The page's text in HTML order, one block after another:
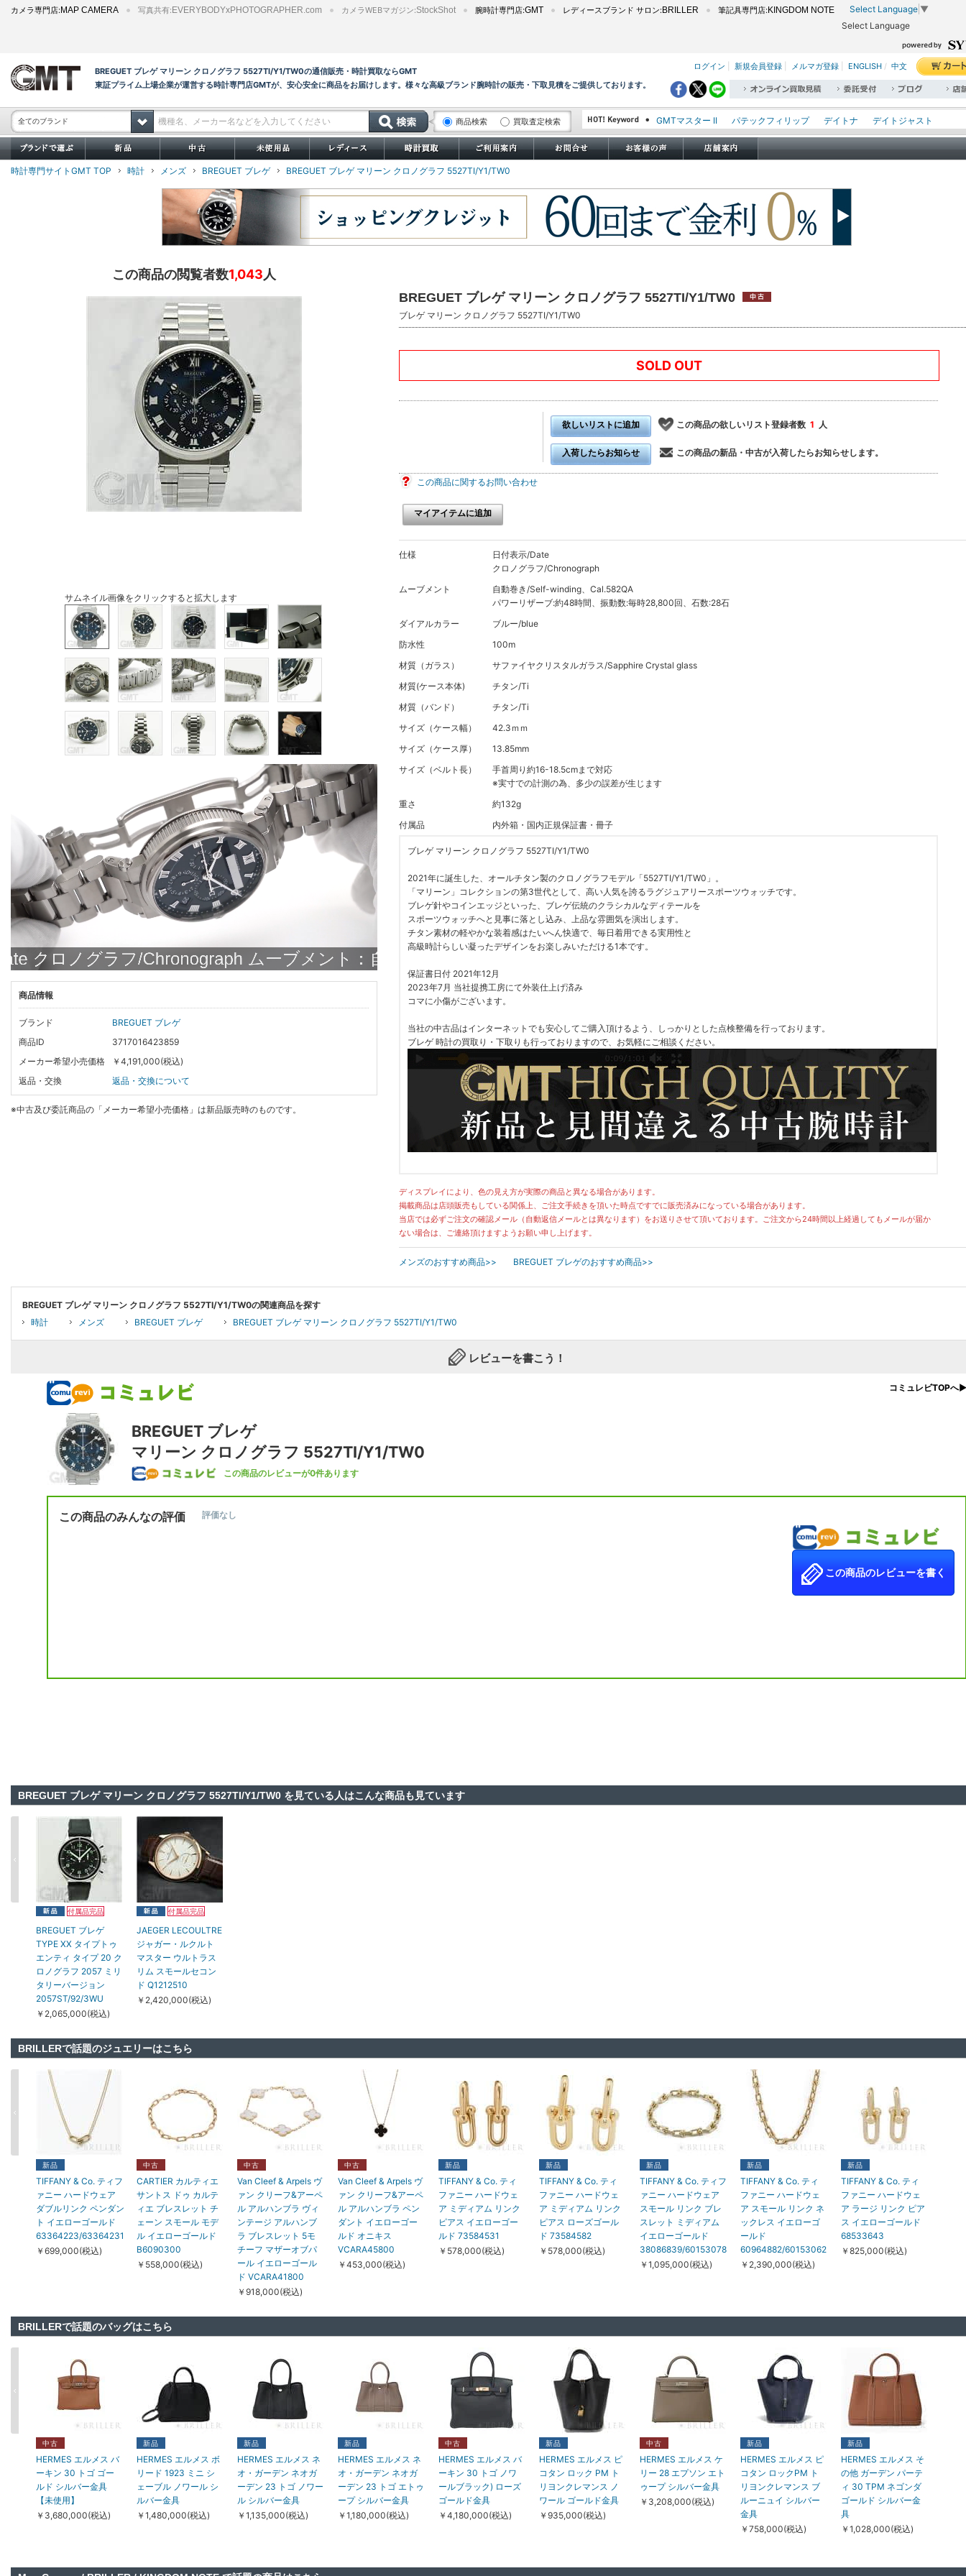
カメラ専門店:MAP CAMERA 写真共有: EVERYBODYxPHOTOGRAPHER.com カメラWEBマガジン:StockShot 腕時計専門店:GMT レディースブランド サロン:BRILLER 筆記具専門店:KINGDOM NOTE Select Language ▼
Select Language
BREGUET ブレゲ マリーン クロノグラフ 5527TI/Y1/TW0の通信販売・時計買取ならGMT
東証プライム上場企業が運営する時計専門店GMTが、安心安全に商品をお届けします。様々な高級ブランド腕時計の販売・下取見積をご提供しております。
ログイン 新規会員登録 メルマガ登録 ENGLISH / 中文
全てのブランド 商品検索 買取査定検索 GMTマスター II パテックフィリップ デイトナ
デイトジャスト
エクスプローラー I
オイスターパーペチュアル
シードゥエラー
時計専門サイトGMT TOP
時計 メンズ BREGUET ブレゲ BREGUET ブレゲ マリーン クロノグラフ 5527TI/Y1/TW0
BREGUET ブレゲ マリーン クロノグラフ 5527TI/Y1/TW0
ブレゲ マリーン クロノグラフ 5527TI/Y1/TW0
この商品の閲覧者数1,043人
SOLD OUT
欲しいリストに追加 この商品の欲しいリスト登録者数 1 人
入荷したらお知らせ この商品の新品・中古が入荷したらお知らせします。
この商品に関するお問い合わせ
マイアイテムに追加
仕様
日付表示/Date
クロノグラフ/Chronograph
ムーブメント
自動巻き/Self-winding、Cal.582QA
パワーリザーブ:約48時間、振動数:毎時28,800回、石数:28石
ダイアルカラー
ブルー/blue
防水性
100m
材質（ガラス）
サファイヤクリスタルガラス/Sapphire Crystal glass
材質(ケース本体)
チタン/Ti
材質（バンド）
チタン/Ti
サイズ（ケース幅）
42.3ｍｍ
サイズ（ケース厚）
13.85mm
サイズ（ベルト長）
手首周り約16-18.5cmまで対応
※実寸での計測の為、多少の誤差が生じます
重さ
約132g
付属品
内外箱・国内正規保証書・冊子
ブレゲ マリーン クロノグラフ 5527TI/Y1/TW0
2021年に誕生した、オールチタン製のクロノグラフモデル「5527TI/Y1/TW0」。
「マリーン」コレクションの第3世代として、高い人気を誇るラグジュアリースポーツウォッチです。
ブレゲ針やコインエッジといった、ブレゲ伝統のクラシカルなディテールを
スポーツウォッチへと見事に落とし込み、上品な雰囲気を演出します。
チタン素材の軽やかな装着感はたいへん快適で、毎日着用できる実用性と
高級時計らしい凝ったデザインをお楽しみいただける1本です。
保証書日付 2021年12月
2023年7月 当社提携工房にて外装仕上げ済み
コマに小傷がございます。
当社の中古品はインターネットでも安心してご購入頂けるよう、しっかりとした点検整備を行っております。
ブレゲ 時計の買取り・下取りも行っておりますので、お気軽にご相談ください。
ディスプレイにより、色の見え方が実際の商品と異なる場合があります。
掲載商品は店頭販売もしている関係上、ご注文手続きを頂いた時点ですでに販売済みになっている場合があります。
当店では必ずご注文の確認メール（自動返信メールとは異なります）をお送りさせて頂いております。ご注文から24時間以上経過してもメールが届か
ない場合は、ご連絡頂けますようお願い申し上げます。
メンズのおすすめ商品>> BREGUET ブレゲのおすすめ商品>>
サムネイル画像をクリックすると拡大します
商品情報
ブランド
BREGUET ブレゲ
商品ID
3717016423859
メーカー希望小売価格
￥4,191,000(税込)
返品・交換
返品・交換について
※中古及び委託商品の「メーカー希望小売価格」は新品販売時のものです。
BREGUET ブレゲ マリーン クロノグラフ 5527TI/Y1/TW0の関連商品を探す
時計
メンズ BREGUET ブレゲ BREGUET ブレゲ マリーン クロノグラフ 5527TI/Y1/TW0
レビューを書こう！
コミュレビTOPへ▶
BREGUET ブレゲ
マリーン クロノグラフ 5527TI/Y1/TW0
この商品のレビューが0件あります
この商品のみんなの評価 評価なし
この商品のレビューを書く
BREGUET ブレゲ マリーン クロノグラフ 5527TI/Y1/TW0 を見ている人はこんな商品も見ています
付属品完品
BREGUET ブレゲ
TYPE XX タイプトゥ
エンティ タイプ 20 ク
ロノグラフ 2057 ミリ
タリーバージョン
2057ST/92/3WU
￥2,065,000(税込)
付属品完品
JAEGER LECOULTRE
ジャガー・ルクルト
マスター ウルトラス
リム スモールセコン
ド Q1212510
￥2,420,000(税込)
BRILLERで話題のジュエリーはこちら
新品
TIFFANY & Co. ティフ
ァニー ハードウェア
ダブルリンク ペンダン
ト イエローゴールド
63364223/63364231
￥699,000(税込)
中古
CARTIER カルティエ
サントス ドゥ カルテ
ィエ ブレスレット チ
ェーン スモール モデ
ル イエローゴールド
B6090300
￥558,000(税込)
中古
Van Cleef & Arpels ヴ
ァン クリーフ&アーペ
ル アルハンブラ ヴィ
ンテージ アルハンブ
ラ ブレスレット 5モ
チーフ マザーオブパ
ール イエローゴール
ド VCARA41800
￥918,000(税込)
中古
Van Cleef & Arpels ヴ
ァン クリーフ&アーペ
ル アルハンブラ ペン
ダント イエローゴー
ルド オニキス
VCARA45800
￥453,000(税込)
新品
TIFFANY & Co. ティ
ファニー ハードウェ
ア ミディアム リンク
ピアス イエローゴー
ルド 73584531
￥578,000(税込)
新品
TIFFANY & Co. ティ
ファニー ハードウェ
ア ミディアム リンク
ピアス ローズゴール
ド 73584582
￥578,000(税込)
新品
TIFFANY & Co. ティフ
ァニー ハードウェア
スモール リンク ブレ
スレット ミディアム
イエローゴールド
38086839/60153078
￥1,095,000(税込)
新品
TIFFANY & Co. ティ
ファニー ハードウェ
ア スモール リンク ネ
ックレス イエローゴ
ールド
60964882/60153062
￥2,390,000(税込)
新品
TIFFANY & Co. ティ
ファニー ハードウェ
ア ラージ リンク ピア
ス イエローゴールド
68533643
￥825,000(税込)
新品
TIFFANY & Co. ティフ
ァニー その他 ハード
ウェア スモール リン
クブレスレット ロー
ズゴールド ミディア
ム
38086847/60153082
￥1,092,000(税込)
新品
TIFFANY & Co. ティ
ファニー ハードウェ
ア マイクロリンク ネ
ックレス イエローゴ
ールド 73584493
￥1,588,000(税込)
中古
HERMES エルメス そ
の他 エシャペ リング
PM ダイヤモンド ピ
ンクゴールド 12号
H219691B 00046
￥318,000(税込)
中古
BOUCHERON ブシ
ュロン セルパンボエ
ム スタッズ ピアス ス
モール ターコイズ イ
エローゴールド
JC001330
￥558,000(税込)
BOUCHERON ブシ
ュロン キャトル ラデ
ィアント シングル ク
リップ ピアス ホワイ
トゴールド ダイヤモ
ンド JCO01375
￥325,000(税込)
中古
CARTIER カルティエ
サントス ドゥ カルテ
ィエ ブレスレット チ
ェーン スモール モデ
ル イエローゴールド
B6090300
￥558,000(税込)
中古
Van Cleef & Arpels ヴ
ァン クリーフ&アーペ
ル アルハンブラ ヴィ
ンテージ アルハンブ
ラ ブレスレット 5モ
チーフ マラカイト イ
エローゴールド
Van Cleef & Arpels ヴ
ァン クリーフ&アーペ
ル ソクラテス ソクラ
テス ペンダント ネッ
クレス 3フラワー ホ
ワイトゴールド ダイ
ヤモンド
VCARB14900
￥1,498,000(税込)
新品
Damiani ダミアーニ
ベルエポック ネック
レス イエローゴール
ド ダイヤモンド
14×21mm 20083571
￥448,000(税込)
BRILLERで話題のバッグはこちら
中古
HERMES エルメス バ
ーキン 30 トゴ ゴー
ルド シルバー金具
【未使用】
￥3,680,000(税込)
新品
HERMES エルメス ボ
リード 1923 ミニ シ
ェーブル ノワール シ
ルバー金具
￥1,480,000(税込)
新品
HERMES エルメス ネ
オ・ガーデン ネオガ
ーデン 23 トゴ ノワー
ル シルバー金具
￥1,135,000(税込)
新品
HERMES エルメス ネ
オ・ガーデン ネオガ
ーデン 23 トゴ エトゥ
ープ シルバー金具
￥1,180,000(税込)
中古
HERMES エルメス バ
ーキン 30 トゴ ノワ
ールブラック) ローズ
ゴールド金具
￥4,180,000(税込)
新品
HERMES エルメス ピ
コタン ロック PM ト
リヨンクレマンス ノ
ワール ゴールド金具
￥935,000(税込)
中古
HERMES エルメス ケ
リー 28 エプソン エト
ゥープ シルバー金具
￥3,208,000(税込)
新品
HERMES エルメス ピ
コタン ロックPM ト
リヨンクレマンス ブ
ルーニュイ シルバー
金具
￥758,000(税込)
新品
HERMES エルメス そ
の他 ガーデン パーテ
ィ 30 TPM ネゴンダ
ゴールド シルバー金
具
￥1,028,000(税込)